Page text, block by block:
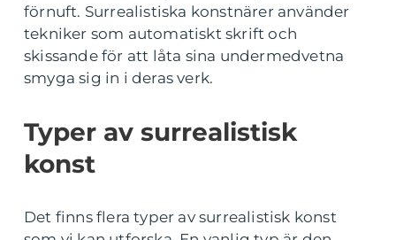
förnuft. Surrealistiska konstnärer använder
tekniker som automatiskt skrift och
skissande för att låta sina undermedvetna
smyga sig in i deras verk.
Typer av surrealistisk
konst
Det finns flera typer av surrealistisk konst